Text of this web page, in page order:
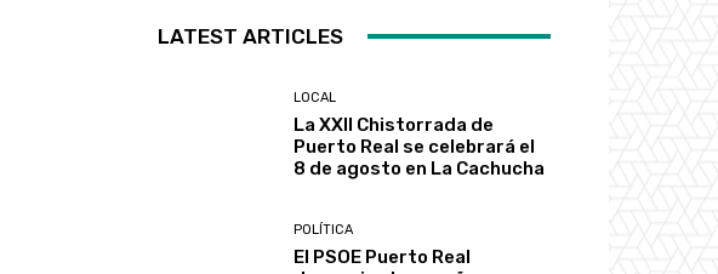
LATEST ARTICLES
LOCAL
La XXII Chistorrada de
Puerto Real se celebrará el
8 de agosto en La Cachucha
POLÍTICA
El PSOE Puerto Real